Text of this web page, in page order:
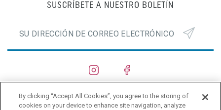
ASTILLEROS
SUSCRÍBETE A NUESTRO BOLETÍN
By clicking “Accept All Cookies”, you agree to the storing of
cookies on your device to enhance site navigation, analyze